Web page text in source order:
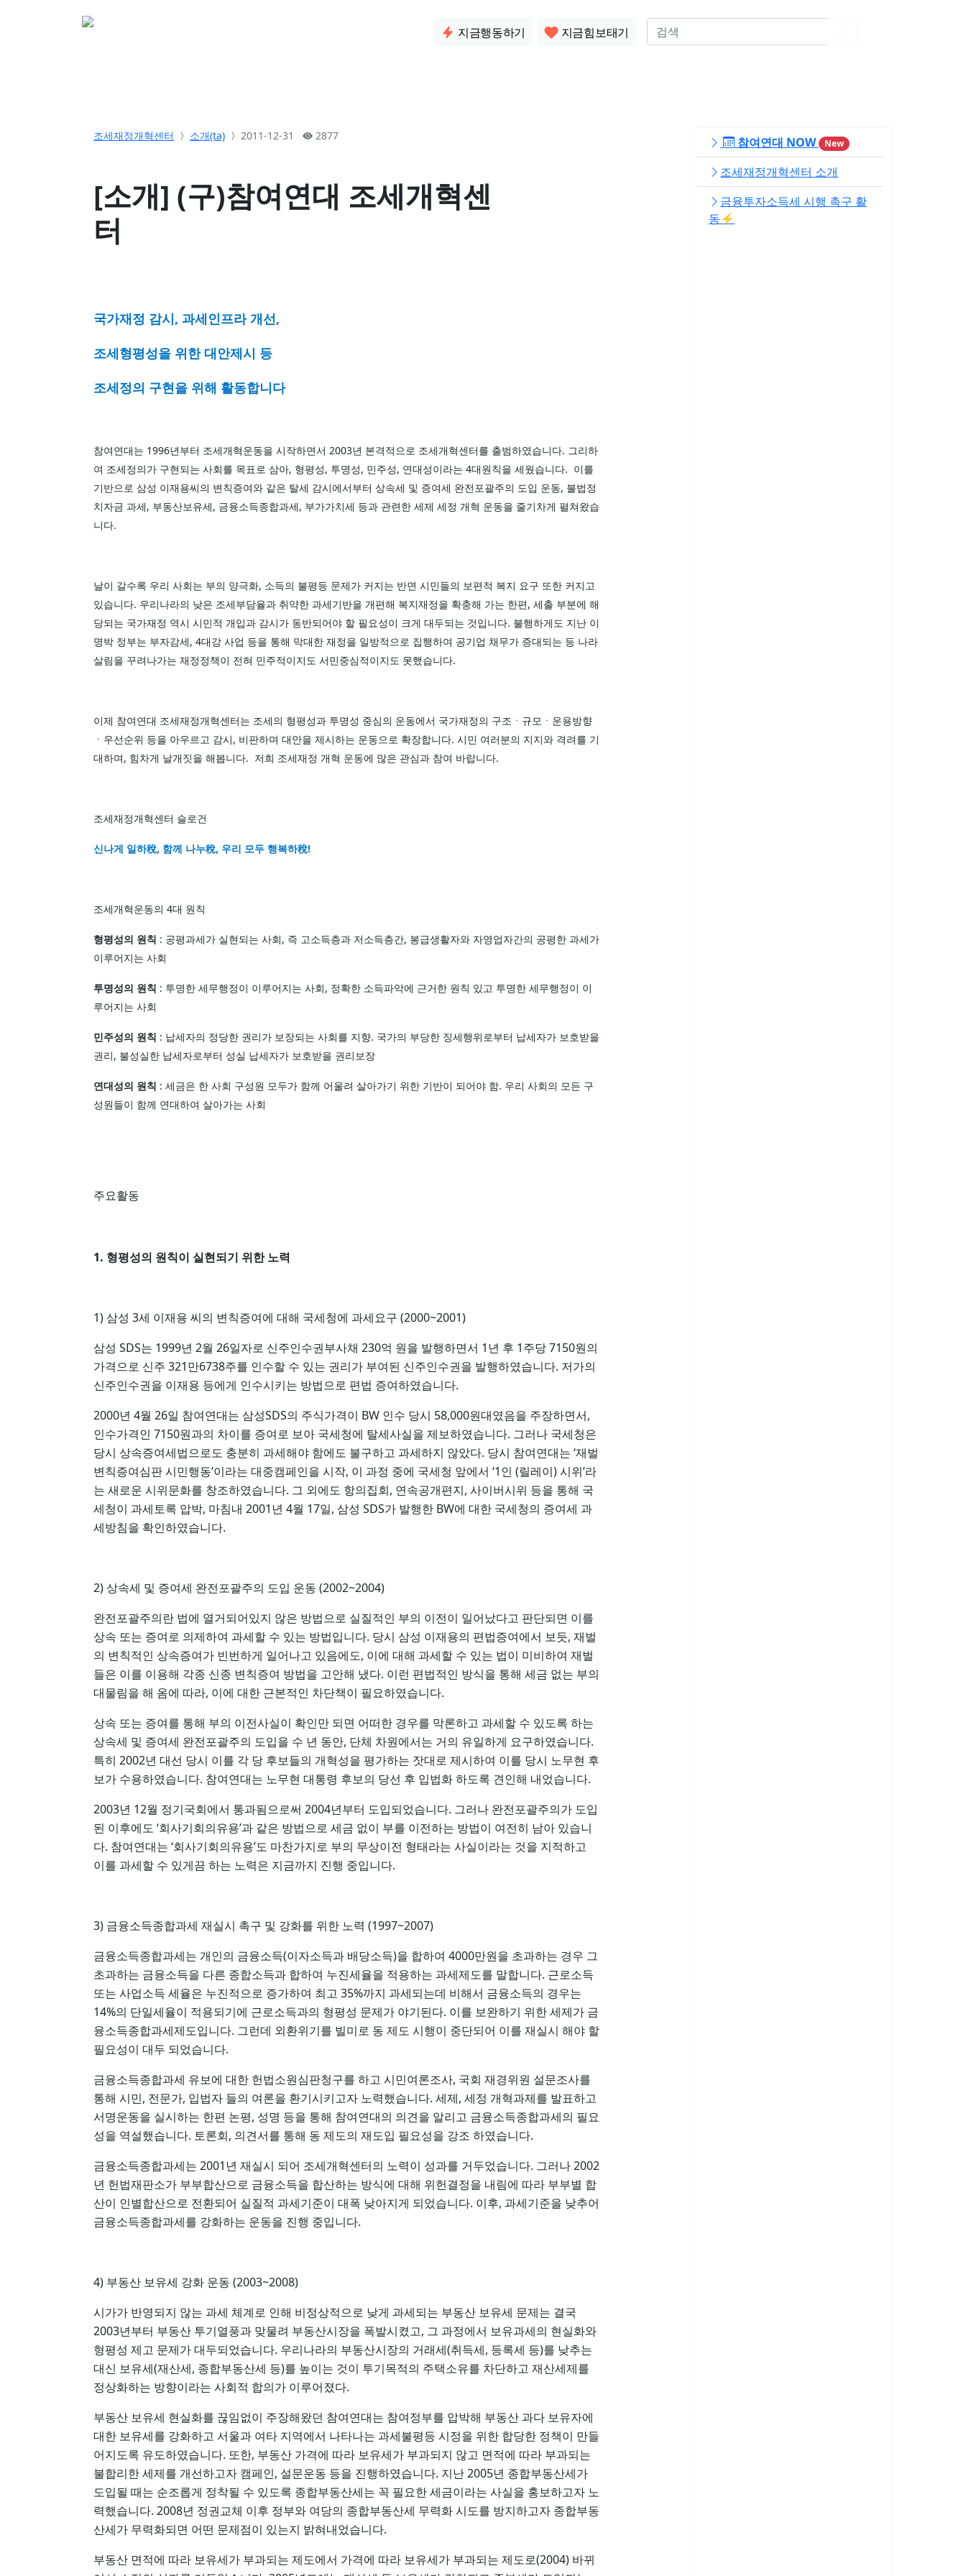
지금행동하기 지금힘보태기
조세재정개혁센터 소개(ta) 2011-12-31 2877
[소개] (구)참여연대 조세개혁센
터
국가재정 감시, 과세인프라 개선,
조세형평성을 위한 대안제시 등
조세정의 구현을 위해 활동합니다
참여연대는 1996년부터 조세개혁운동을 시작하면서 2003년 본격적으로 조세개혁센터를 출범하였습니다. 그리하
여 조세정의가 구현되는 사회를 목표로 삼아, 형평성, 투명성, 민주성, 연대성이라는 4대원칙을 세웠습니다. 이를
기반으로 삼성 이재용씨의 변칙증여와 같은 탈세 감시에서부터 상속세 및 증여세 완전포괄주의 도입 운동, 불법정
치자금 과세, 부동산보유세, 금융소득종합과세, 부가가치세 등과 관련한 세제 세정 개혁 운동을 줄기차게 펼쳐왔습
니다.
날이 갈수록 우리 사회는 부의 양극화, 소득의 불평등 문제가 커지는 반면 시민들의 보편적 복지 요구 또한 커지고
있습니다. 우리나라의 낮은 조세부담율과 취약한 과세기반을 개편해 복지재정을 확충해 가는 한편, 세출 부분에 해
당되는 국가재정 역시 시민적 개입과 감시가 동반되어야 할 필요성이 크게 대두되는 것입니다. 불행하게도 지난 이
명박 정부는 부자감세, 4대강 사업 등을 통해 막대한 재정을 일방적으로 집행하여 공기업 채무가 증대되는 등 나라
살림을 꾸려나가는 재정정책이 전혀 민주적이지도 서민중심적이지도 못했습니다.
이제 참여연대 조세재정개혁센터는 조세의 형평성과 투명성 중심의 운동에서 국가재정의 구조ㆍ규모ㆍ운용방향
ㆍ우선순위 등을 아우르고 감시, 비판하며 대안을 제시하는 운동으로 확장합니다. 시민 여러분의 지지와 격려를 기
대하며, 힘차게 날개짓을 해봅니다. 저희 조세재정 개혁 운동에 많은 관심과 참여 바랍니다.
조세재정개혁센터 슬로건
신나게 일하稅, 함께 나누稅, 우리 모두 행복하稅!
조세개혁운동의 4대 원칙
형평성의 원칙 : 공평과세가 실현되는 사회, 즉 고소득층과 저소득층간, 봉급생활자와 자영업자간의 공평한 과세가
이루어지는 사회
투명성의 원칙 : 투명한 세무행정이 이루어지는 사회, 정확한 소득파악에 근거한 원칙 있고 투명한 세무행정이 이
루어지는 사회
민주성의 원칙 : 납세자의 정당한 권리가 보장되는 사회를 지향. 국가의 부당한 징세행위로부터 납세자가 보호받을
권리, 불성실한 납세자로부터 성실 납세자가 보호받을 권리보장
연대성의 원칙 : 세금은 한 사회 구성원 모두가 함께 어울려 살아가기 위한 기반이 되어야 함. 우리 사회의 모든 구
성원들이 함께 연대하여 살아가는 사회
주요활동
1. 형평성의 원칙이 실현되기 위한 노력
1) 삼성 3세 이재용 씨의 변칙증여에 대해 국세청에 과세요구 (2000~2001)
삼성 SDS는 1999년 2월 26일자로 신주인수권부사채 230억 원을 발행하면서 1년 후 1주당 7150원의
가격으로 신주 321만6738주를 인수할 수 있는 권리가 부여된 신주인수권을 발행하였습니다. 저가의
신주인수권을 이재용 등에게 인수시키는 방법으로 편법 증여하였습니다.
2000년 4월 26일 참여연대는 삼성SDS의 주식가격이 BW 인수 당시 58,000원대였음을 주장하면서,
인수가격인 7150원과의 차이를 증여로 보아 국세청에 탈세사실을 제보하였습니다. 그러나 국세청은
당시 상속증여세법으로도 충분히 과세해야 함에도 불구하고 과세하지 않았다. 당시 참여연대는 ‘재벌
변칙증여심판 시민행동’이라는 대중캠페인을 시작, 이 과정 중에 국세청 앞에서 ‘1인 (릴레이) 시위’라
는 새로운 시위문화를 창조하였습니다. 그 외에도 항의집회, 연속공개편지, 사이버시위 등을 통해 국
세청이 과세토록 압박, 마침내 2001년 4월 17일, 삼성 SDS가 발행한 BW에 대한 국세청의 증여세 과
세방침을 확인하였습니다.
2) 상속세 및 증여세 완전포괄주의 도입 운동 (2002~2004)
완전포괄주의란 법에 열거되어있지 않은 방법으로 실질적인 부의 이전이 일어났다고 판단되면 이를
상속 또는 증여로 의제하여 과세할 수 있는 방법입니다. 당시 삼성 이재용의 편법증여에서 보듯, 재벌
의 변칙적인 상속증여가 빈번하게 일어나고 있음에도, 이에 대해 과세할 수 있는 법이 미비하여 재벌
들은 이를 이용해 각종 신종 변칙증여 방법을 고안해 냈다. 이런 편법적인 방식을 통해 세금 없는 부의
대물림을 해 옴에 따라, 이에 대한 근본적인 차단책이 필요하였습니다.
상속 또는 증여를 통해 부의 이전사실이 확인만 되면 어떠한 경우를 막론하고 과세할 수 있도록 하는
상속세 및 증여세 완전포괄주의 도입을 수 년 동안, 단체 차원에서는 거의 유일하게 요구하였습니다.
특히 2002년 대선 당시 이를 각 당 후보들의 개혁성을 평가하는 잣대로 제시하여 이를 당시 노무현 후
보가 수용하였습니다. 참여연대는 노무현 대통령 후보의 당선 후 입법화 하도록 견인해 내었습니다.
2003년 12월 정기국회에서 통과됨으로써 2004년부터 도입되었습니다. 그러나 완전포괄주의가 도입
된 이후에도 ‘회사기회의유용’과 같은 방법으로 세금 없이 부를 이전하는 방법이 여전히 남아 있습니
다. 참여연대는 ‘회사기회의유용’도 마찬가지로 부의 무상이전 형태라는 사실이라는 것을 지적하고
이를 과세할 수 있게끔 하는 노력은 지금까지 진행 중입니다.
3) 금융소득종합과세 재실시 촉구 및 강화를 위한 노력 (1997~2007)
금융소득종합과세는 개인의 금융소득(이자소득과 배당소득)을 합하여 4000만원을 초과하는 경우 그
초과하는 금융소득을 다른 종합소득과 합하여 누진세율을 적용하는 과세제도를 말합니다. 근로소득
또는 사업소득 세율은 누진적으로 증가하여 최고 35%까지 과세되는데 비해서 금융소득의 경우는
14%의 단일세율이 적용되기에 근로소득과의 형평성 문제가 야기된다. 이를 보완하기 위한 세제가 금
융소득종합과세제도입니다. 그런데 외환위기를 빌미로 동 제도 시행이 중단되어 이를 재실시 해야 할
필요성이 대두 되었습니다.
금융소득종합과세 유보에 대한 헌법소원심판청구를 하고 시민여론조사, 국회 재경위원 설문조사를
통해 시민, 전문가, 입법자 들의 여론을 환기시키고자 노력했습니다. 세제, 세정 개혁과제를 발표하고
서명운동을 실시하는 한편 논평, 성명 등을 통해 참여연대의 의견을 알리고 금융소득종합과세의 필요
성을 역설했습니다. 토론회, 의견서를 통해 동 제도의 재도입 필요성을 강조 하였습니다.
금융소득종합과세는 2001년 재실시 되어 조세개혁센터의 노력이 성과를 거두었습니다. 그러나 2002
년 헌법재판소가 부부합산으로 금융소득을 합산하는 방식에 대해 위헌결정을 내림에 따라 부부별 합
산이 인별합산으로 전환되어 실질적 과세기준이 대폭 낮아지게 되었습니다. 이후, 과세기준을 낮추어
금융소득종합과세를 강화하는 운동을 진행 중입니다.
4) 부동산 보유세 강화 운동 (2003~2008)
시가가 반영되지 않는 과세 체계로 인해 비정상적으로 낮게 과세되는 부동산 보유세 문제는 결국
2003년부터 부동산 투기열풍과 맞물려 부동산시장을 폭발시켰고, 그 과정에서 보유과세의 현실화와
형평성 제고 문제가 대두되었습니다. 우리나라의 부동산시장의 거래세(취득세, 등록세 등)를 낮추는
대신 보유세(재산세, 종합부동산세 등)를 높이는 것이 투기목적의 주택소유를 차단하고 재산세제를
정상화하는 방향이라는 사회적 합의가 이루어졌다.
부동산 보유세 현실화를 끊임없이 주장해왔던 참여연대는 참여정부를 압박해 부동산 과다 보유자에
대한 보유세를 강화하고 서울과 여타 지역에서 나타나는 과세불평등 시정을 위한 합당한 정책이 만들
어지도록 유도하였습니다. 또한, 부동산 가격에 따라 보유세가 부과되지 않고 면적에 따라 부과되는
불합리한 세제를 개선하고자 캠페인, 설문운동 등을 진행하였습니다. 지난 2005년 종합부동산세가
도입될 때는 순조롭게 정착될 수 있도록 종합부동산세는 꼭 필요한 세금이라는 사실을 홍보하고자 노
력했습니다. 2008년 정권교체 이후 정부와 여당의 종합부동산세 무력화 시도를 방지하고자 종합부동
산세가 무력화되면 어떤 문제점이 있는지 밝혀내었습니다.
부동산 면적에 따라 보유세가 부과되는 제도에서 가격에 따라 보유세가 부과되는 제도로(2004) 바뀌
참여연대 NOW New
조세재정개혁센터 소개
금융투자소득세 시행 촉구 활
동⚡️